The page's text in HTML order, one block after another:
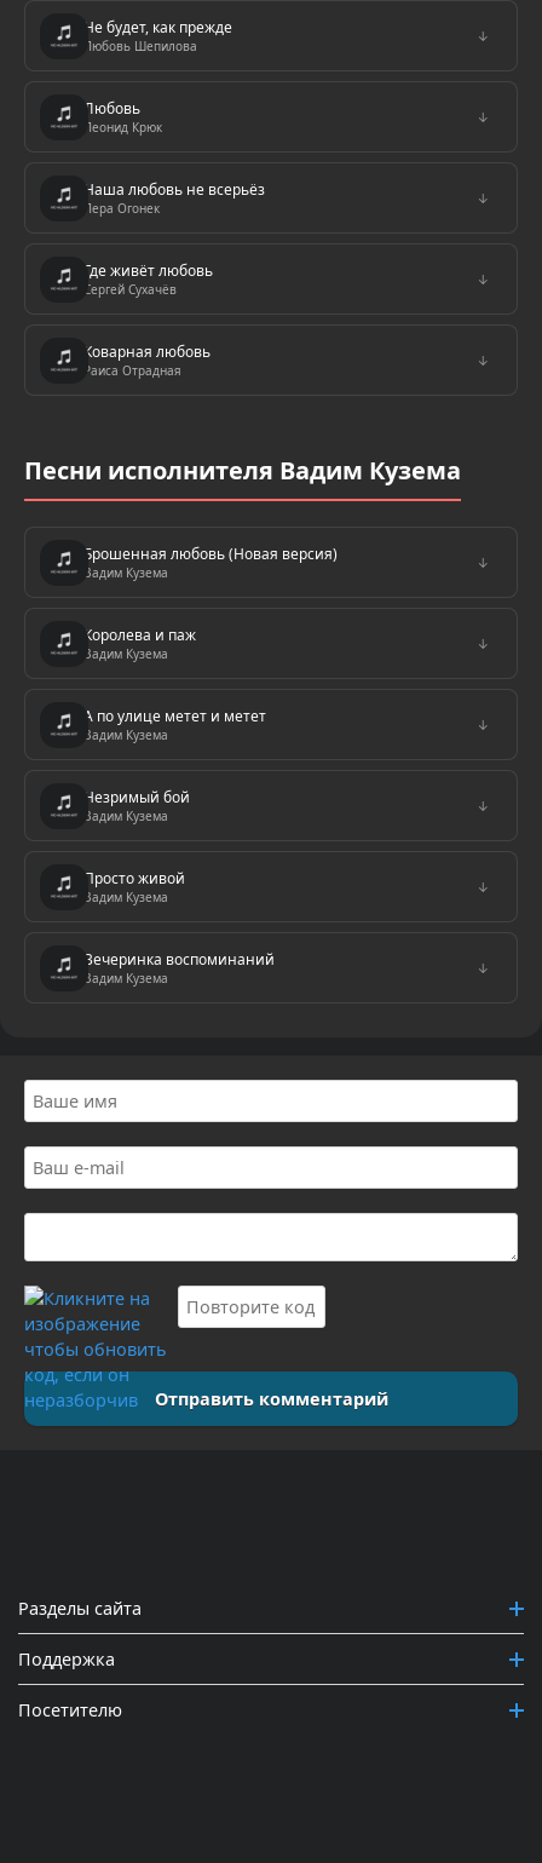
Не будет, как прежде
Любовь Шепилова
↓
Любовь
Леонид Крюк
↓
Наша любовь не всерьёз
Лера Огонек
↓
Где живёт любовь
Сергей Сухачёв
↓
Коварная любовь
Раиса Отрадная
↓
Песни исполнителя Вадим Кузема
Брошенная любовь (Новая версия)
Вадим Кузема
↓
Королева и паж
Вадим Кузема
↓
А по улице метет и метет
Вадим Кузема
↓
Незримый бой
Вадим Кузема
↓
Просто живой
Вадим Кузема
↓
Вечеринка воспоминаний
Вадим Кузема
↓
Отправить комментарий
Разделы сайта
Поддержка
Посетителю